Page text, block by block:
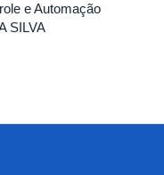
e Automação
SILVA